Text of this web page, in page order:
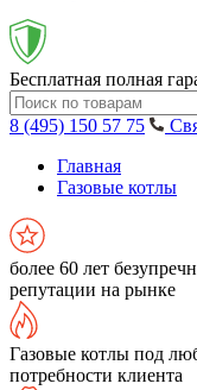
Бесплатная полная
8 (495) 150 57 75
Главная
Газовые котлы
более 60 лет
репутации на рынке
Газовые котлы под
потребности клиента